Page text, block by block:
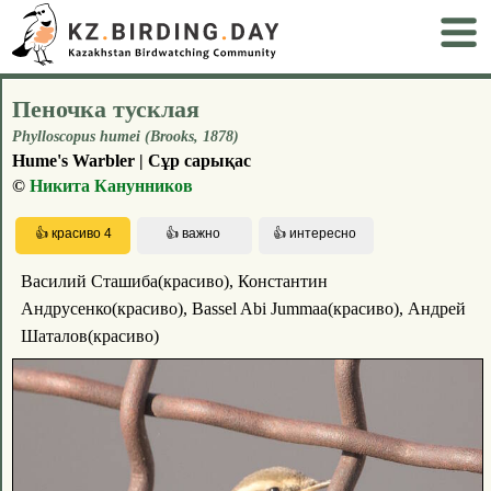
Пеночка тусклая
Phylloscopus humei (Brooks, 1878)
Hume's Warbler | Сұр сарықас
© Никита Канунников
Василий Сташиба(красиво), Константин
Андрусенко(красиво), Bassel Abi Jummaa(красиво), Андрей
Шаталов(красиво)